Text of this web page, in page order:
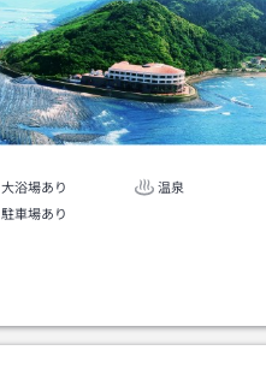
大浴場あり
温泉
駐車場あり